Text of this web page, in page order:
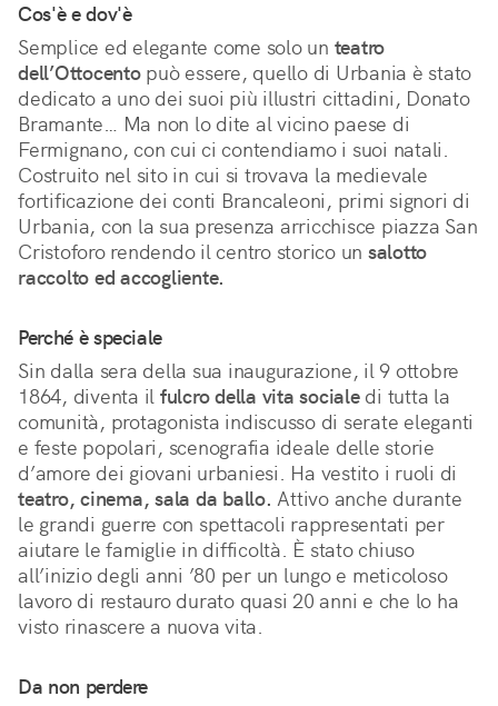
Cos'è e dov'è
Semplice ed elegante come solo un teatro
dell’Ottocento può essere, quello di Urbania è stato
dedicato a uno dei suoi più illustri cittadini, Donato
Bramante… Ma non lo dite al vicino paese di
Fermignano, con cui ci contendiamo i suoi natali.
Costruito nel sito in cui si trovava la medievale
fortificazione dei conti Brancaleoni, primi signori di
Urbania, con la sua presenza arricchisce piazza San
Cristoforo rendendo il centro storico un salotto
raccolto ed accogliente.
Perché è speciale
Sin dalla sera della sua inaugurazione, il 9 ottobre
1864, diventa il fulcro della vita sociale di tutta la
comunità, protagonista indiscusso di serate eleganti
e feste popolari, scenografia ideale delle storie
teatro, cinema, sala da ballo. Attivo anche durante
le grandi guerre con spettacoli rappresentati per
aiutare le famiglie in difficoltà. È stato chiuso
all’inizio degli anni ’80 per un lungo e meticoloso
lavoro di restauro durato quasi 20 anni e che lo ha
visto rinascere a nuova vita.
Da non perdere